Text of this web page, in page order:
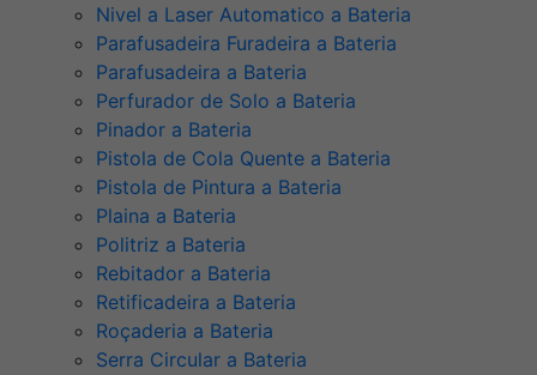
Nivel a Laser Automatico a Bateria
Parafusadeira Furadeira a Bateria
Parafusadeira a Bateria
Perfurador de Solo a Bateria
Pinador a Bateria
Pistola de Cola Quente a Bateria
Pistola de Pintura a Bateria
Plaina a Bateria
Politriz a Bateria
Rebitador a Bateria
Retificadeira a Bateria
Roçaderia a Bateria
Serra Circular a Bateria